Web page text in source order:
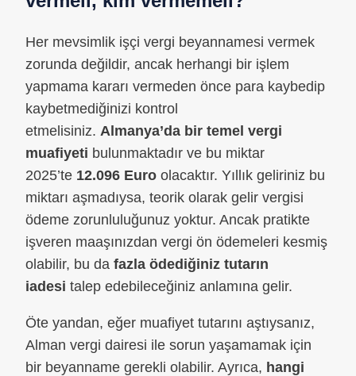
Her mevsimlik işçi vergi beyannamesi vermek
zorunda değildir, ancak herhangi bir işlem
yapmama kararı vermeden önce para kaybedip
kaybetmediğinizi kontrol
etmelisiniz. Almanya’da bir temel vergi
muafiyeti bulunmaktadır ve bu miktar
2025’te 12.096 Euro olacaktır. Yıllık geliriniz bu
miktarı aşmadıysa, teorik olarak gelir vergisi
ödeme zorunluluğunuz yoktur. Ancak pratikte
işveren maaşınızdan vergi ön ödemeleri kesmiş
olabilir, bu da fazla ödediğiniz tutarın
iadesi talep edebileceğiniz anlamına gelir.
Öte yandan, eğer muafiyet tutarını aştıysanız,
Alman vergi dairesi ile sorun yaşamamak için
bir beyanname gerekli olabilir. Ayrıca, hangi